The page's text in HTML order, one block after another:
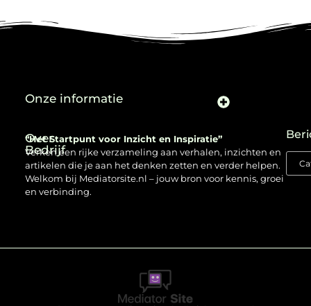
Over
Bedrijf
“Het Startpunt voor Inzicht en Inspiratie”
Verken een rijke verzameling aan verhalen, inzichten en
artikelen die je aan het denken zetten en verder helpen.
Welkom bij Mediatorsite.nl – jouw bron voor kennis, groei
en verbinding.
Onze informatie